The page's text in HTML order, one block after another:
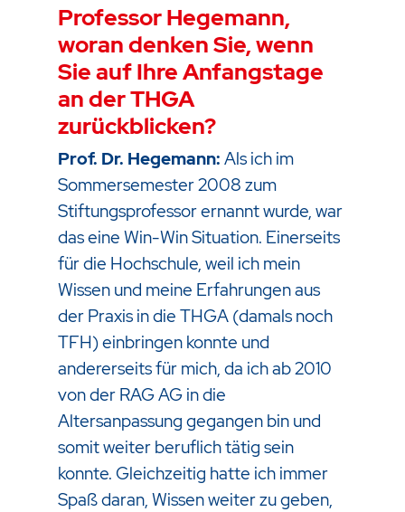
Professor Hegemann,
woran denken Sie, wenn
Sie auf Ihre Anfangstage
an der THGA
zurückblicken?
Prof. Dr. Hegemann:Als ich im
Sommersemester 2008 zum
Stiftungsprofessor ernannt wurde, war
das eine Win-Win Situation. Einerseits
für die Hochschule, weil ich mein
Wissen und meine Erfahrungen aus
der Praxis in die THGA (damals noch
TFH) einbringen konnte und
andererseits für mich, da ich ab 2010
von der RAG AG in die
Altersanpassung gegangen bin und
somit weiter beruflich tätig sein
konnte. Gleichzeitig hatte ich immer
Spaß daran, Wissen weiter zu geben,